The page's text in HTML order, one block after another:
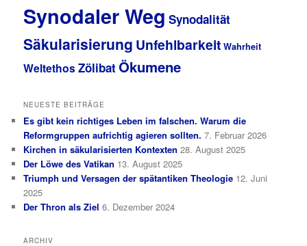
Synodaler Weg Synodalität
Säkularisierung Unfehlbarkeit Wahrheit
WeltethosZölibatÖkumene
NEUESTE BEITRÄGE
Es gibt kein richtiges Leben im falschen. Warum die
Reformgruppen aufrichtig agieren sollten. 7. Februar 2026
Kirchen in säkularisierten Kontexten 28. August 2025
Der Löwe des Vatikan 13. August 2025
Triumph und Versagen der spätantiken Theologie 12. Juni
2025
Der Thron als Ziel 6. Dezember 2024
ARCHIV